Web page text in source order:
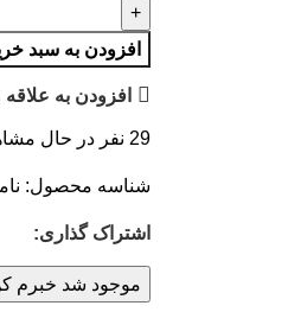
افزودن به سبد
افزودن به
29 نفر در حال
شناسه محصول:
اشتراک گذاری:
موجود شد خبرم